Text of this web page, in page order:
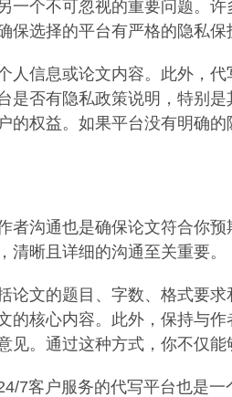
一个不可忽视的重要问题。
选择的平台有严格的隐私保
人信息或论文内容。此外，
是否有隐私政策说明，特别
权益。如果平台没有明确的
者沟通也是确保论文符合你
晰且详细的沟通至关重要。
论文的题目、字数、格式要
的核心内容。此外，保持与
。通过这种方式，你不仅
7客户服务的代写平台也是